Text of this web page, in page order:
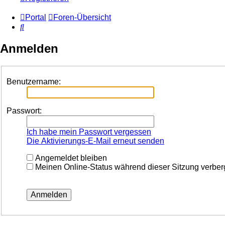
Portal
Foren-Übersicht
Suche
Anmelden
Benutzername:
Passwort:
Ich habe mein Passwort vergessen
Die Aktivierungs-E-Mail erneut senden
Angemeldet bleiben
Meinen Online-Status während dieser Sitzung